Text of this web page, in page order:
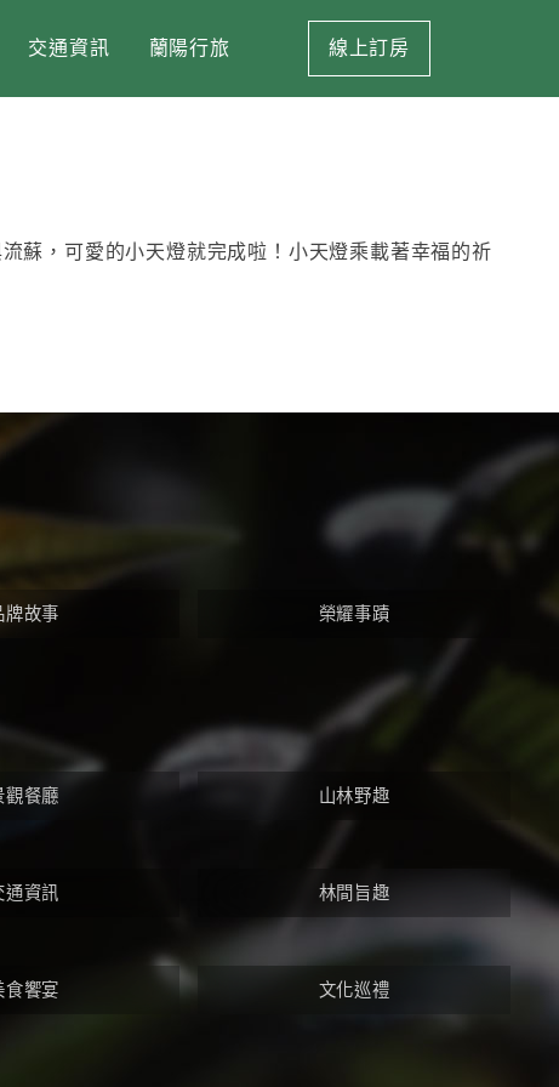
交通資訊 蘭陽行旅 線上訂房
蘇，可愛的小天燈就完成啦！小天燈乘載著幸福的祈
牌故事 榮耀事蹟
觀餐廳 山林野趣
通資訊 林間旨趣
食饗宴 文化巡禮